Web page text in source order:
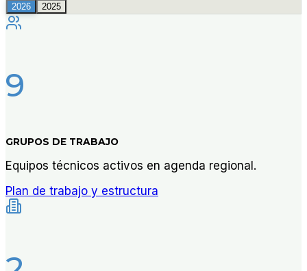
2026 2025
9
GRUPOS DE TRABAJO
Equipos técnicos activos en agenda regional.
Plan de trabajo y estructura